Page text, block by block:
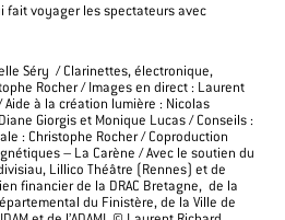
fait voyager les spectateurs avec
Séry / Clarinettes, électronique,
Rocher / Images en direct : Laurent
Aide à la création lumière : Nicolas
Giorgis et Monique Lucas / Conseils :
: Christophe Rocher / Coproduction
– La Carène / Avec le soutien du
Lillico Théâtre (Rennes) et de
financier de la DRAC Bretagne, de la
du Finistère, de la Ville de